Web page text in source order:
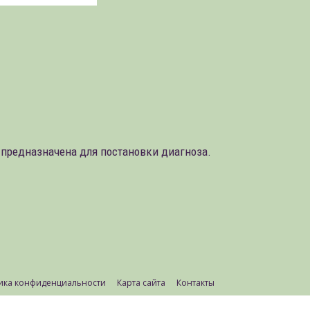
для постановки диагноза.
конфиденциальности Карта сайта Контакты